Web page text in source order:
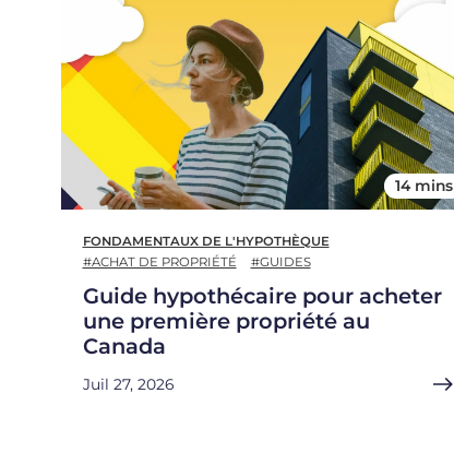
14 mins
FONDAMENTAUX DE L'HYPOTHÈQUE
#ACHAT DE PROPRIÉTÉ
#GUIDES
Guide hypothécaire pour acheter
une première propriété au
Canada
Juil 27, 2026